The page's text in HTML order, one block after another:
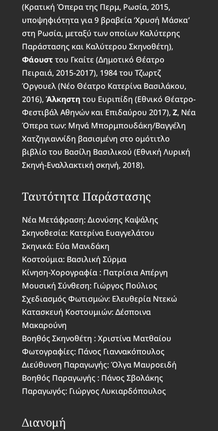
(Κρατική Όπερα της Περμ, Ρωσία, 2015,
υποψηφιότητα για 9 βραβεία ‘Χρυσή Μάσκα’
στη Ρωσία, μεταξύ των οποίων Καλύτερης
Παράστασης και Καλύτερου Σκηνοθέτη),
Φάουστ του Γκαίτε (Δημοτικό Θέατρο
Πειραιά, 2015-2017), 1984 του Τζωρτζ
Όργουελ (Νέο Θέατρο Κατερίνα Βασιλάκου,
2016), Άλκηστητου Ευριπίδη (Εθνικό Θέατρο-
Φεστιβάλ Αθηνών και Επιδαύρου 2017), Ζ, Νέα
Όπερα των: Μηνά Μπορμπουδάκη/Βαγγέλη
Χατζηγιαννίδη βασισμένη στο ομότιτλο
βιβλίο του Βασίλη Βασιλικού (Εθνική Λυρική
Σκηνή-Εναλλακτική σκηνή, 2018).
Ταυτότητα Παράστασης
Νέα Μετάφραση: Διονύσης Καψάλης
Σκηνοθεσία: Κατερίνα Ευαγγελάτου
Σκηνικά: Εύα Μανιδάκη
Κοστούμια: Βασιλική Σύρμα
Κίνηση-Χορογραφία : Πατρίσια Απέργη
Μουσική Σύνθεση: Γιώργος Πούλιος
Σχεδιασμός Φωτισμών: Ελευθερία Ντεκώ
Κατασκευή Κοστουμιών: Δέσποινα
Μακαρούνη
Βοηθός Σκηνοθέτη : Χριστίνα Ματθαίου
Φωτογραφίες: Πάνος Γιαννακόπουλος
Διεύθυνση Παραγωγής: Όλγα Μαυροειδή
Βοηθός Παραγωγής : Πάνος Σβολάκης
Παραγωγός: Γιώργος Λυκιαρδόπουλος
Διανομή